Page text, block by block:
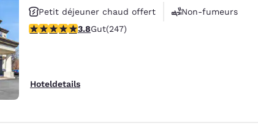
Petit déjeuner chaud offert
Non-fumeurs
Centre de conditionnement physique
3.81-Sterne-Bewertung. Gut. 247 Bewertungen
3.8Gut(247)
Hoteldetails